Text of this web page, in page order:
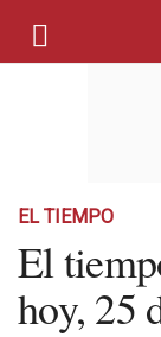
EL TIEMPO
El
hoy, 25